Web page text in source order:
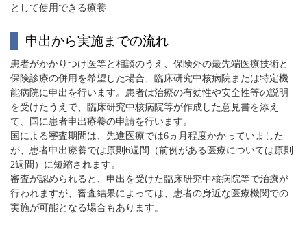
として使用できる療養
申出から実施までの流れ
患者がかかりつけ医等と相談のうえ、保険外の最先端医療技術と
保険診療の併用を希望した場合、臨床研究中核病院または特定機
能病院に申出を行います。患者は治療の有効性や安全性等の説明
を受けたうえで、臨床研究中核病院等が作成した意見書を添え
て、国に患者申出療養の申請を行います。
国による審査期間は、先進医療では6ヵ月程度かかっていました
が、患者申出療養では原則6週間（前例がある医療については原則
2週間）に短縮されます。
審査が認められると、申出を受けた臨床研究中核病院等で治療が
行われますが、審査結果によっては、患者の身近な医療機関での
実施が可能となる場合もあります。